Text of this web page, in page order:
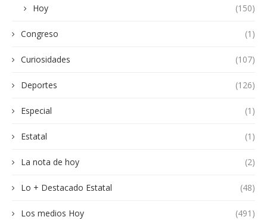
Hoy (150)
Congreso (1)
Curiosidades (107)
Deportes (126)
Especial (1)
Estatal (1)
La nota de hoy (2)
Lo + Destacado Estatal (48)
Los medios Hoy (491)